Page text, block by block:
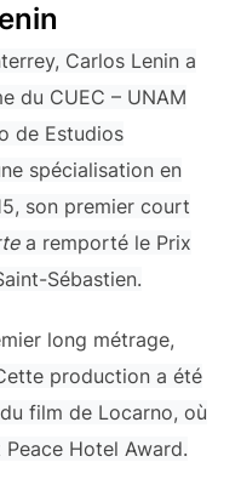
Carlos Lenin a
du CUEC – UNAM
de Estudios
spécialisation en
son premier court
a remporté le Prix
Sébastien.
long métrage,
production a été
film de Locarno, où
Hotel Award.